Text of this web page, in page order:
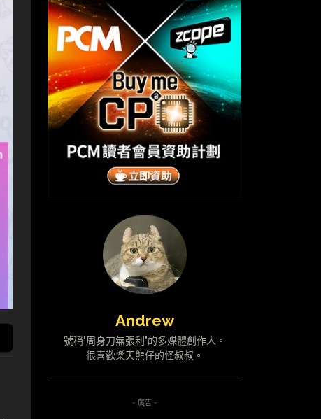
Andrew
號稱"周身刀無張利"的多媒體創作人。
很喜歡樂天熊仔的怪叔叔。
- 廣告 -